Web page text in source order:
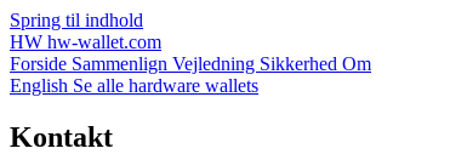
Spring til indhold
HW hw-wallet.com
Forside Sammenlign Vejledning Sikkerhed Om
English Se alle hardware wallets
Kontakt